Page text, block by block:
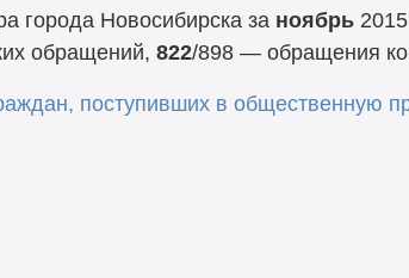
города Новосибирска за ноябрь
обращений, 822/898 — обращения
поступивших в общественную